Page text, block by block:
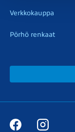
Verkkokauppa
Pörhö renkaat